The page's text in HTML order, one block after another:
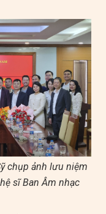
chụp ảnh lưu niệm
sĩ Ban Âm nhạc